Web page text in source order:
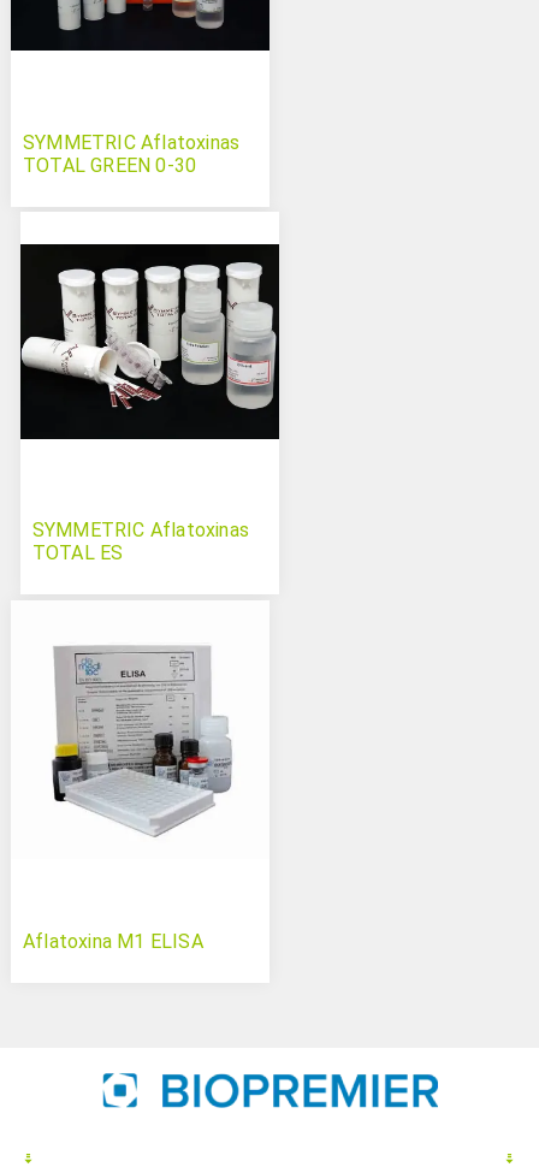
SYMMETRIC Aflatoxinas
TOTAL GREEN 0-30
SYMMETRIC Aflatoxinas
TOTAL ES
Aflatoxina M1 ELISA